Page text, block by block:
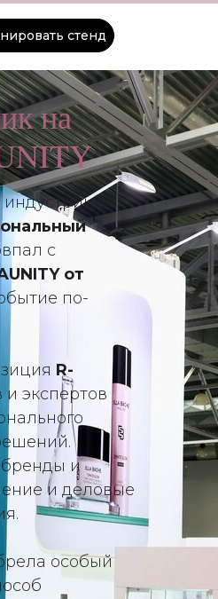
стенд
на
с
от
по-
R-
экспертов
бренды и
и деловые
особый